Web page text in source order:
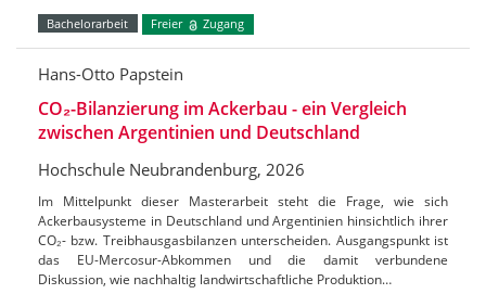
Bachelorarbeit Freier Zugang
Hans-Otto Papstein
CO₂-Bilanzierung im Ackerbau - ein Vergleich
zwischen Argentinien und Deutschland
Hochschule Neubrandenburg, 2026
Im Mittelpunkt dieser Masterarbeit steht die Frage, wie sich
Ackerbausysteme in Deutschland und Argentinien hinsichtlich ihrer
CO₂- bzw. Treibhausgasbilanzen unterscheiden. Ausgangspunkt ist
das EU-Mercosur-Abkommen und die damit verbundene
Diskussion, wie nachhaltig landwirtschaftliche Produktion…